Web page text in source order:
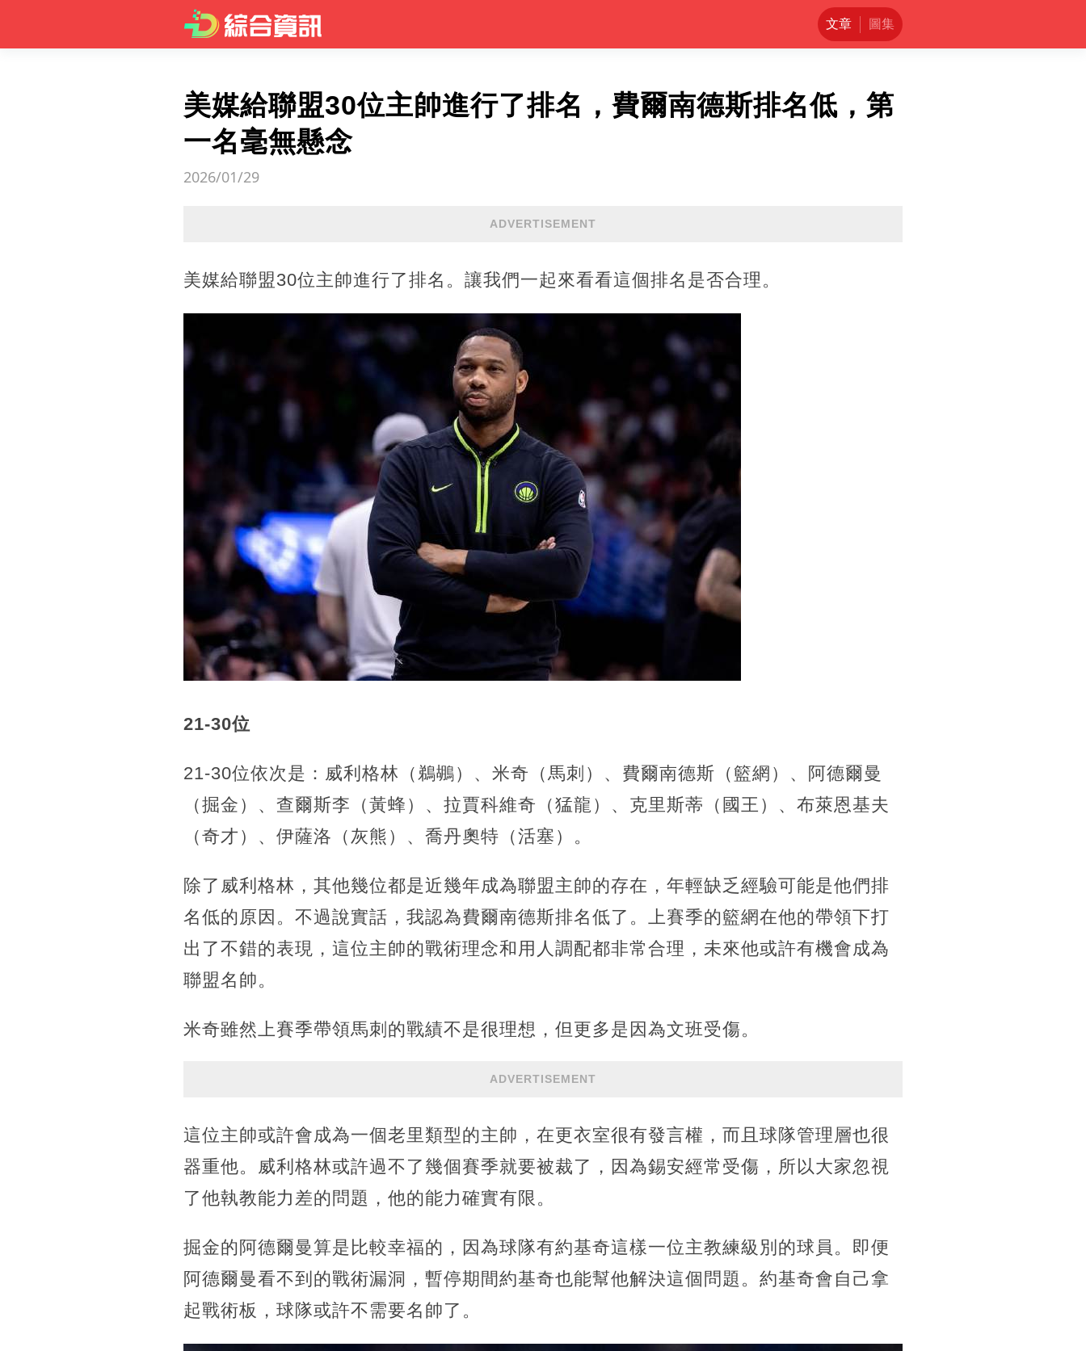
文章 圖集
美媒給聯盟30位主帥進行了排名，費爾南德斯排名低，第
一名毫無懸念
2026/01/29
ADVERTISEMENT
美媒給聯盟30位主帥進行了排名。讓我們一起來看看這個排名是否合理。
21-30位
21-30位依次是：威利格林（鵜鶘）、米奇（馬刺）、費爾南德斯（籃網）、阿德爾曼
（掘金）、查爾斯李（黃蜂）、拉賈科維奇（猛龍）、克里斯蒂（國王）、布萊恩基夫
（奇才）、伊薩洛（灰熊）、喬丹奧特（活塞）。
除了威利格林，其他幾位都是近幾年成為聯盟主帥的存在，年輕缺乏經驗可能是他們排
名低的原因。不過說實話，我認為費爾南德斯排名低了。上賽季的籃網在他的帶領下打
出了不錯的表現，這位主帥的戰術理念和用人調配都非常合理，未來他或許有機會成為
聯盟名帥。
米奇雖然上賽季帶領馬刺的戰績不是很理想，但更多是因為文班受傷。
ADVERTISEMENT
這位主帥或許會成為一個老里類型的主帥，在更衣室很有發言權，而且球隊管理層也很
器重他。威利格林或許過不了幾個賽季就要被裁了，因為錫安經常受傷，所以大家忽視
了他執教能力差的問題，他的能力確實有限。
掘金的阿德爾曼算是比較幸福的，因為球隊有約基奇這樣一位主教練級別的球員。即便
阿德爾曼看不到的戰術漏洞，暫停期間約基奇也能幫他解決這個問題。約基奇會自己拿
起戰術板，球隊或許不需要名帥了。